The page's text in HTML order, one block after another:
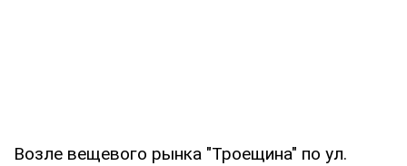
Возле вещевого рынка "Троещина" по ул.